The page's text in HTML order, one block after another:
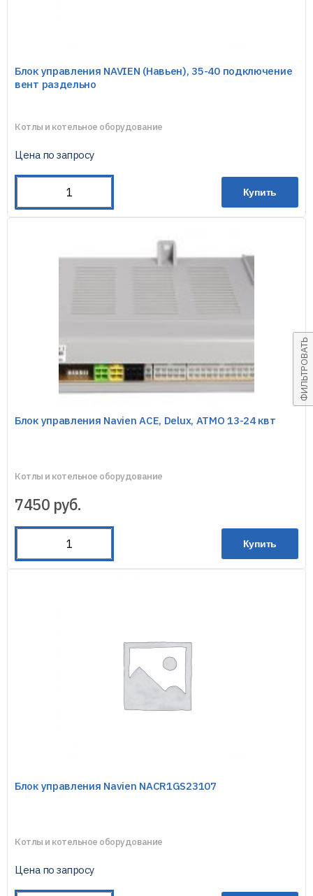
ФИЛЬТРОВАТЬ
Блок управления NAVIEN (Навьен), 35-40 подключение
вент раздельно
Котлы и котельное оборудование
Цена по запросу
Купить
Блок управления Navien ACE, Delux, ATMO 13-24 квт
Котлы и котельное оборудование
7450 руб.
Купить
Блок управления Navien NACR1GS23107
Котлы и котельное оборудование
Цена по запросу